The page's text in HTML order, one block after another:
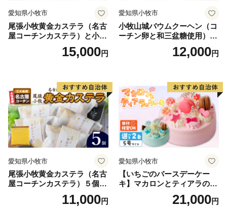
愛知県小牧市
尾張小牧黄金カステラ（名古
屋コーチンカステラ）と小牧
山城バウムクーヘン（コーチ
ン卵と和三盆糖使用）のセッ
三盆 小牧銘菓 バウムクーヘ
ン 常温 愛知県 小牧市 アンプ
チベアやぐま
15,000円
愛知県小牧市
小牧山城バウムクーヘン（コ
ーチン卵と和三盆糖使用）
名古屋コーチン バームクー
ヘン 和三盆 小牧銘菓 バウム
12,000円
愛知県小牧市
尾張小牧黄金カステラ（名古
屋コーチンカステラ）５個入
名古屋コーチン カステラ ザ
ラメ 常温 愛知県 小牧市 アン
11,000円
愛知県小牧市
【いちごのバースデーケー
キ】マカロンとティアラのケ
ーキ スイーツ 日時指定可 デ
ザート 洋菓子 お取り寄せ 愛
21,000円